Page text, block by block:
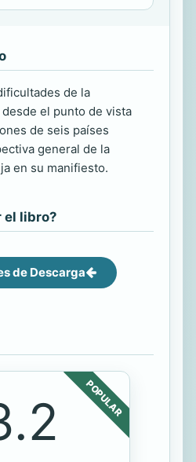
de la
el punto de vista
de seis países
general de la
en su manifiesto.
el libro?
de Descarga
POPULAR